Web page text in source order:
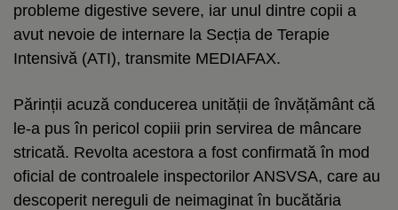
probleme digestive severe, iar unul dintre copii a
avut nevoie de internare la Secția de Terapie
Intensivă (ATI), transmite MEDIAFAX.
Părinții acuză conducerea unității de învățământ că
le-a pus în pericol copiii prin servirea de mâncare
stricată. Revolta acestora a fost confirmată în mod
oficial de controalele inspectorilor ANSVSA, care au
descoperit nereguli de neimaginat în bucătăria